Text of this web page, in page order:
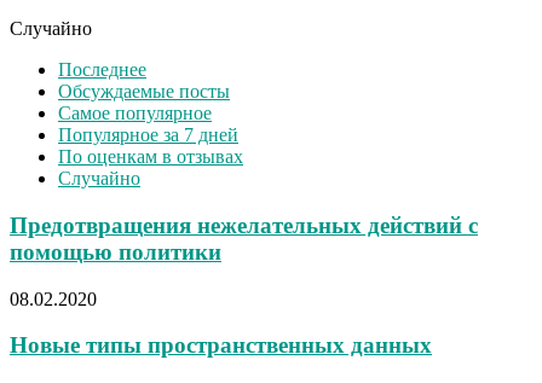
Случайно
Последнее
Обсуждаемые посты
Самое популярное
Популярное за 7 дней
По оценкам в отзывах
Случайно
Предотвращения нежелательных действий с
помощью политики
08.02.2020
Новые типы пространственных данных